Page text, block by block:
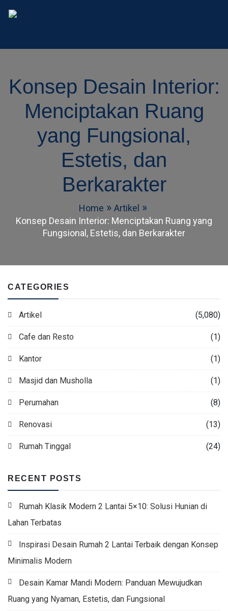
Konsep Desain Interior:
Menciptakan Ruang
yang Fungsional,
Estetis, dan
Berkarakter
Home
Artikel
Konsep Desain Interior: Menciptakan Ruang yang
Fungsional, Estetis, dan Berkarakter
CATEGORIES
Artikel (5,080)
Cafe dan Resto (1)
Kantor (1)
Masjid dan Musholla (1)
Perumahan (8)
Renovasi (13)
Rumah Tinggal (24)
RECENT POSTS
Rumah Klasik Modern 2 Lantai 5×10: Solusi Hunian di
Lahan Terbatas
Inspirasi Desain Rumah 2 Lantai Terbaik dengan Konsep
Minimalis Modern
Desain Kamar Mandi Modern: Panduan Mewujudkan
Ruang yang Nyaman, Estetis, dan Fungsional